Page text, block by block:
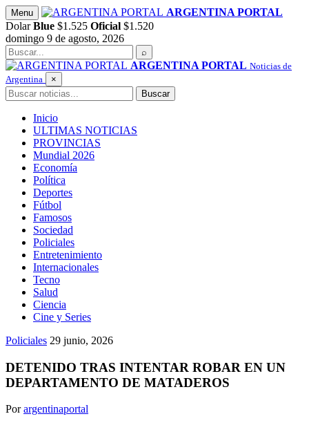
Saltar
al
contenido
Menu
ARGENTINA PORTAL
Dolar Blue $1.525 Oficial $1.520
domingo 9 de agosto, 2026
Buscar
⌕
ARGENTINA PORTAL Noticias de
Argentina
×
Buscar Buscar
Inicio
ULTIMAS NOTICIAS
PROVINCIAS
Mundial 2026
Economía
Política
Deportes
Fútbol
Famosos
Sociedad
Policiales
Entretenimiento
Internacionales
Tecno
Salud
Ciencia
Cine y Series
Policiales 29 junio, 2026
DETENIDO TRAS INTENTAR ROBAR EN UN
DEPARTAMENTO DE MATADEROS
Porargentinaportal